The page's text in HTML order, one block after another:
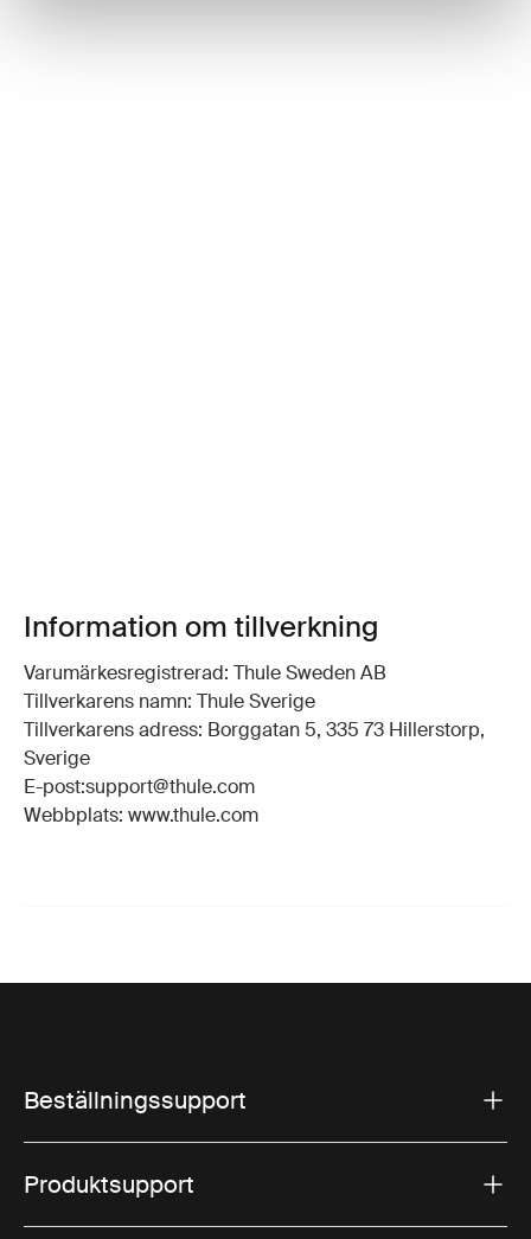
Information om tillverkning
Varumärkesregistrerad: Thule Sweden AB
Tillverkarens namn: Thule Sverige
Tillverkarens adress: Borggatan 5, 335 73 Hillerstorp,
Sverige
E-post:support@thule.com
Webbplats: www.thule.com
Beställningssupport
Produktsupport